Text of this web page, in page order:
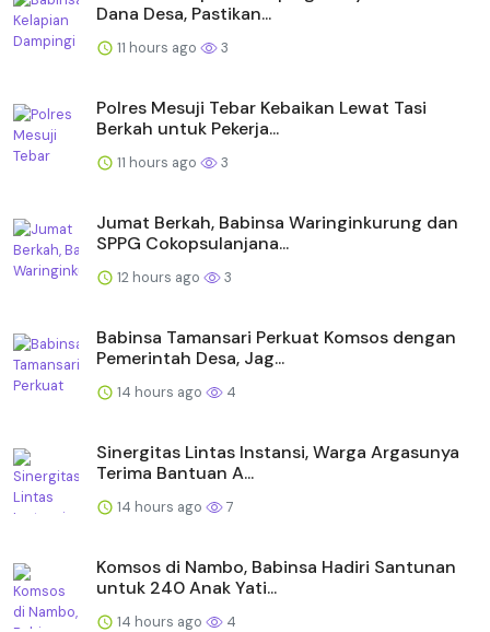
Dana Desa, Pastikan...
11 hours ago 3
Polres Mesuji Tebar Kebaikan Lewat Tasi
Berkah untuk Pekerja...
11 hours ago 3
Jumat Berkah, Babinsa Waringinkurung dan
SPPG Cokopsulanjana...
12 hours ago 3
Babinsa Tamansari Perkuat Komsos dengan
Pemerintah Desa, Jag...
14 hours ago 4
Sinergitas Lintas Instansi, Warga Argasunya
Terima Bantuan A...
14 hours ago 7
Komsos di Nambo, Babinsa Hadiri Santunan
untuk 240 Anak Yati...
14 hours ago 4